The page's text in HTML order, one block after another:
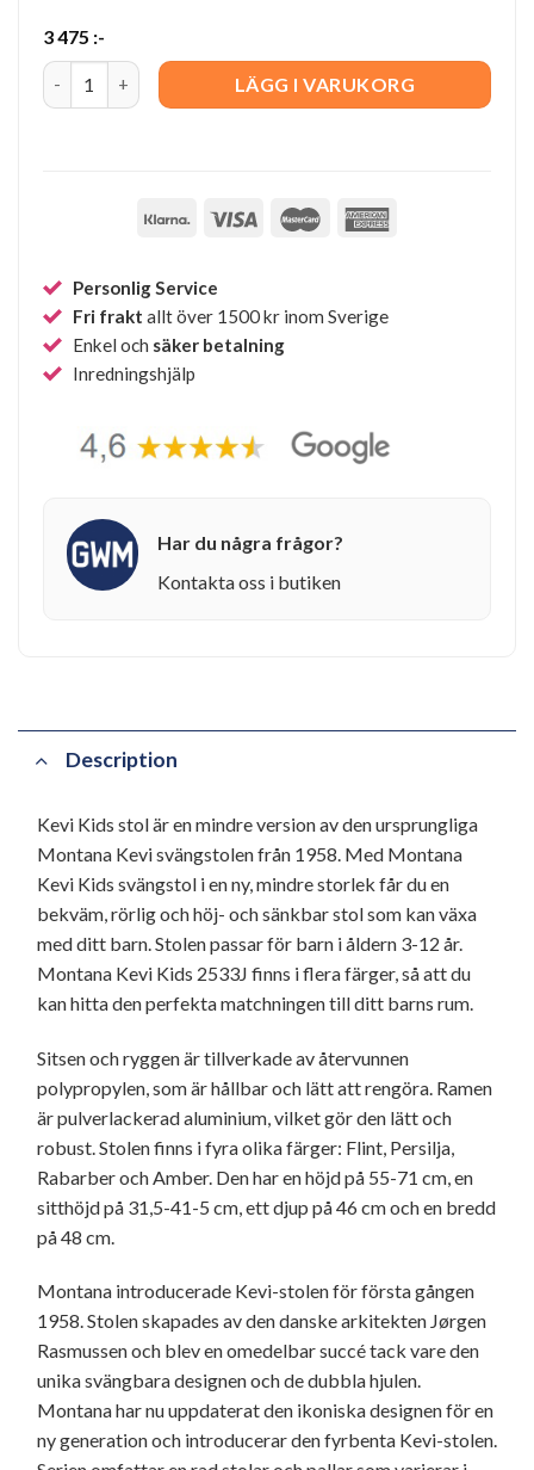
3 475 :-
Kevi Kids stol quantity LÄGG I VARUKORG
Personlig Service
Fri frakt allt över 1500 kr inom Sverige
Enkel och säker betalning
Inredningshjälp
Har du några frågor?
Kontakta oss i butiken
Description
Kevi Kids stol är en mindre version av den ursprungliga
Montana Kevi svängstolen från 1958. Med Montana
Kevi Kids svängstol i en ny, mindre storlek får du en
bekväm, rörlig och höj- och sänkbar stol som kan växa
med ditt barn. Stolen passar för barn i åldern 3-12 år.
Montana Kevi Kids 2533J finns i flera färger, så att du
kan hitta den perfekta matchningen till ditt barns rum.
Sitsen och ryggen är tillverkade av återvunnen
polypropylen, som är hållbar och lätt att rengöra. Ramen
är pulverlackerad aluminium, vilket gör den lätt och
robust. Stolen finns i fyra olika färger: Flint, Persilja,
Rabarber och Amber. Den har en höjd på 55-71 cm, en
sitthöjd på 31,5-41-5 cm, ett djup på 46 cm och en bredd
på 48 cm.
Montana introducerade Kevi-stolen för första gången
1958. Stolen skapades av den danske arkitekten Jørgen
Rasmussen och blev en omedelbar succé tack vare den
unika svängbara designen och de dubbla hjulen.
Montana har nu uppdaterat den ikoniska designen för en
ny generation och introducerar den fyrbenta Kevi-stolen.